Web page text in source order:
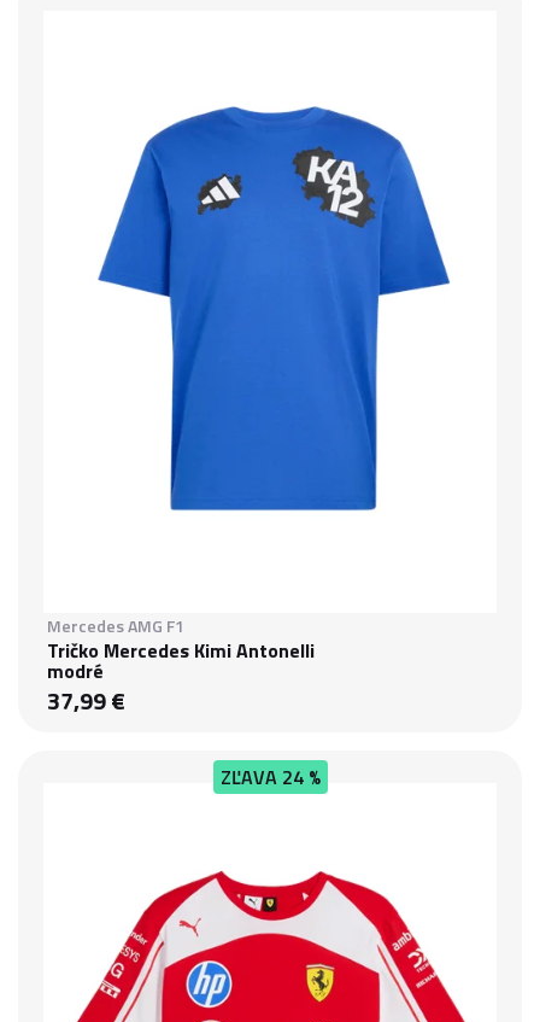
Mercedes AMG F1
Tričko Mercedes Kimi Antonelli
modré
37,99 €
ZĽAVA24 %